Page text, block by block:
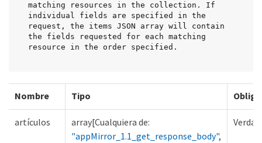
matching resources in the collection. If
individual fields are specified in the
request, the items JSON array will contain
the fields requested for each matching
resource in the order specified.
Nombre Tipo
artículos
array[Cualquiera de:
"appMirror_1.1_get_response_body",